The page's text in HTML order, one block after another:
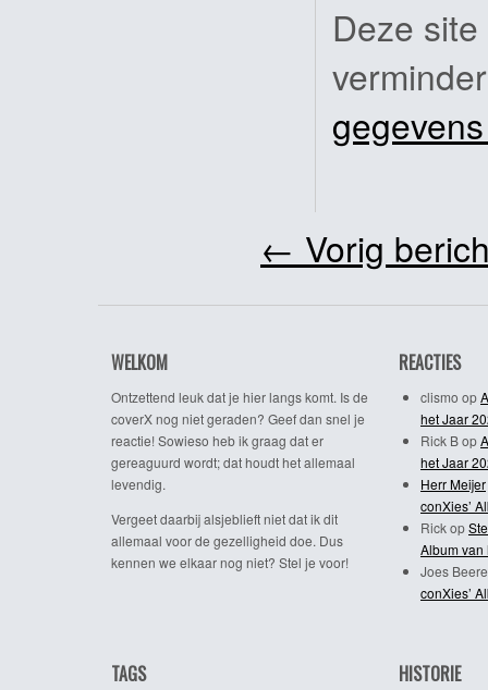
Deze
← Vorig
WELKOM
Ontzettend leuk dat je hier langs komt. Is de
coverX nog niet geraden? Geef dan snel je
reactie! Sowieso heb ik graag dat er
gereaguurd wordt; dat houdt het allemaal
levendig.
Vergeet daarbij alsjeblieft niet dat ik dit
allemaal voor de gezelligheid doe. Dus
kennen we elkaar nog niet? Stel je voor!
REACTIES
clismo op
het Jaar
Rick Bop
het Jaar
Herr Meijer
conXies’
Rickop
Album van
Joes
conXies’
TAGS HISTORIE